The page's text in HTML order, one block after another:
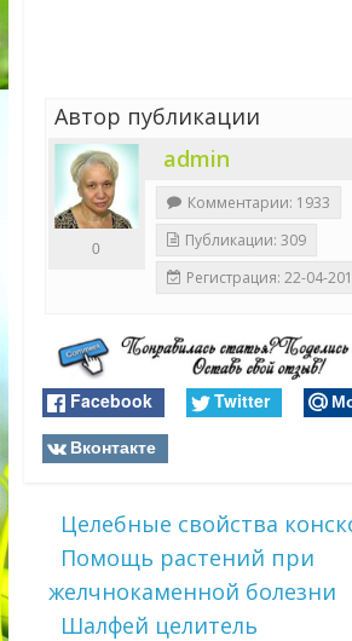
Автор публикации
admin
0
Комментарии: 1933
Публикации: 309
Регистрация: 22-04-
Facebook Twitter
Вконтакте
Целебные свойства
Помощь растений при
желчнокаменной болезни
Шалфей целитель